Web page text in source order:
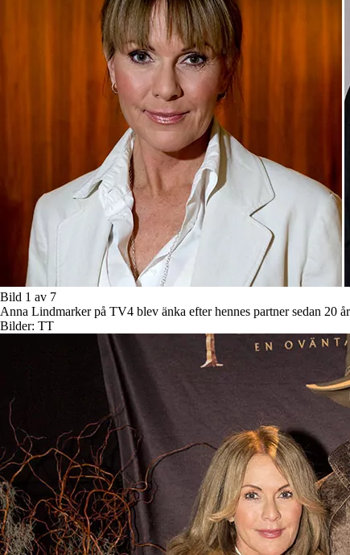
Bild 1 av 7
Anna Lindmarker på TV4 blev änka efter hennes partner sedan 20
Bilder: TT